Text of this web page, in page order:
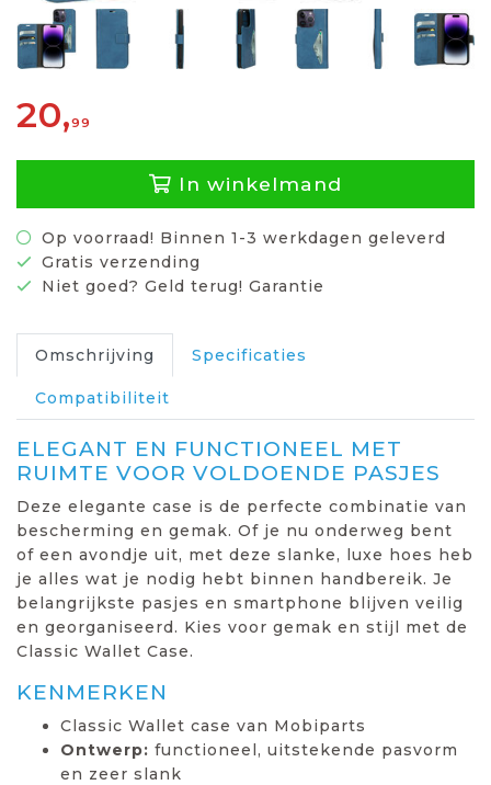
20,99
In winkelmand
Op voorraad! Binnen 1-3 werkdagen geleverd
Gratis verzending
Niet goed? Geld terug! Garantie
Omschrijving Specificaties
Compatibiliteit
ELEGANT EN FUNCTIONEEL MET
RUIMTE VOOR VOLDOENDE PASJES
Deze elegante case is de perfecte combinatie van
bescherming en gemak. Of je nu onderweg bent
of een avondje uit, met deze slanke, luxe hoes heb
je alles wat je nodig hebt binnen handbereik. Je
belangrijkste pasjes en smartphone blijven veilig
en georganiseerd. Kies voor gemak en stijl met de
Classic Wallet Case.
KENMERKEN
Classic Wallet case van Mobiparts
Ontwerp: functioneel, uitstekende pasvorm
en zeer slank